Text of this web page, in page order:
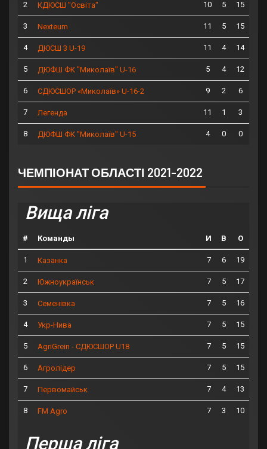
2 КДЮСШ "Освіта" 10 5 15
3 Nexteum 11 5 15
4 ДЮСШ 3 U-19 11 4 14
5 ДЮФШ ФК "Миколаїв" U-16 5 4 12
6 СДЮСШОР «Миколаїв» U-16-2 9 2 6
7 Легенда 11 1 3
8 ДЮФШ ФК "Миколаїв" U-15 4 0 0
ЧЕМПІОНАТ ОБЛАСТІ 2021-2022
Вища ліга
# Команды И В О
1 Казанка 7 6 19
2 Южноукраїнськ 7 5 17
3 Семенівка 7 5 16
4 Укр-Нива 7 5 15
5 AgriGrein - СДЮСШОР U18 7 5 15
6 Агролідер 7 5 15
7 Первомайськ 7 4 13
8 FM Agro 7 3 10
Перша ліга